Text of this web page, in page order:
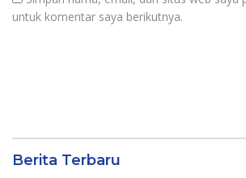
untuk komentar saya berikutnya.
Berita Terbaru